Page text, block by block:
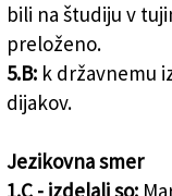
bili na študiju v
preloženo.
5.B: k državnemu
dijakov.
Jezikovna smer